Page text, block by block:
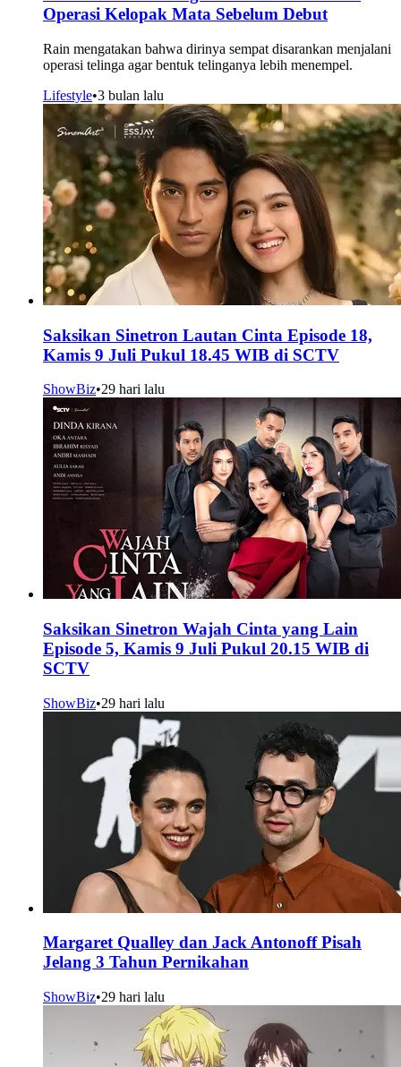
Operasi Kelopak Mata Sebelum Debut
Rain mengatakan bahwa dirinya sempat disarankan menjalani
operasi telinga agar bentuk telinganya lebih menempel.
Lifestyle•3 bulan lalu
Saksikan Sinetron Lautan Cinta Episode 18,
Kamis 9 Juli Pukul 18.45 WIB di SCTV
ShowBiz•29 hari lalu
Saksikan Sinetron Wajah Cinta yang Lain
Episode 5, Kamis 9 Juli Pukul 20.15 WIB di
SCTV
ShowBiz•29 hari lalu
Margaret Qualley dan Jack Antonoff Pisah
Jelang 3 Tahun Pernikahan
ShowBiz•29 hari lalu